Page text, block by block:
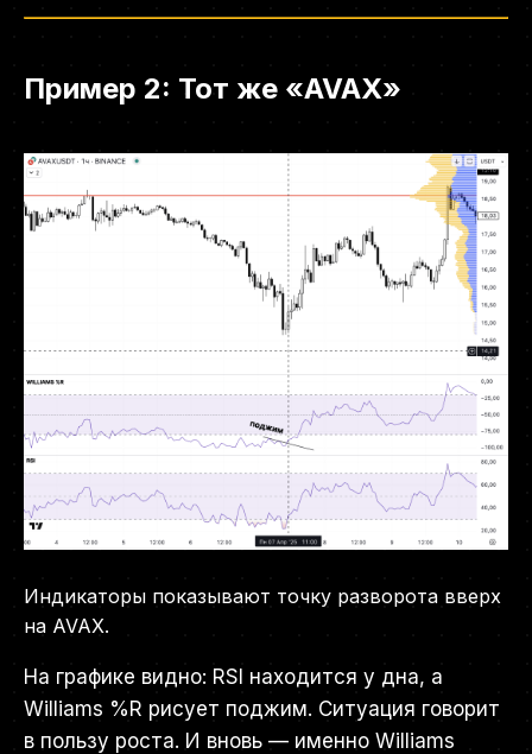
Пример 2: Тот же «AVAX»
Индикаторы показывают точку разворота вверх
на AVAX.
На графике видно: RSI находится у дна, а
Williams %R рисует поджим. Ситуация говорит
в пользу роста. И вновь — именно Williams